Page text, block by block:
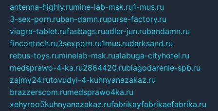
antenna-highly.rumine-lab-msk.ru1-mus.ru
3-sex-porn.ruban-damn.rupurse-factory.ru
viagra-tablet.rufasbags.ruadler-jun.rubandamn.ru
fincontech.ru3sexporn.ru1mus.rudarksand.ru
rebus-toys.ruminelab-msk.rualabuga-cityhotel.ru
medsprawo-4-ka.ru2864420.rublagodarenie-spb.ru
zajmy24.rutovudyi-4-kuhnyanazakaz.ru
brazzerscom.rumedsprawo4ka.ru
xehyroo5kuhnyanazakaz.rufabrikayfabrikaefabrika.ru